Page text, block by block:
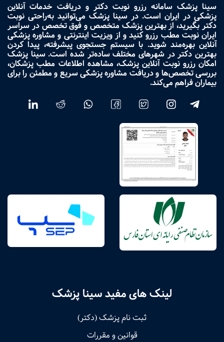
سینا پزشک سامانه رزرو نوبت دکتر و دریافت خدمات آنلاین
پزشکی در ایران است. در سینا پزشک می‌توانید به‌راحتی نوبت
دکتر بگیرید، از بهترین پزشک متخصص و فوق تخصص در سراسر
ایران نوبت مطب رزرو کنید و از ویزیت اینترنتی و مشاوره پزشکی
آنلاین بهره‌مند شوید. با سیستم جستجوی پیشرفته، پیدا کردن
بهترین دکتر در شهرهای مختلف ساده‌تر شده است. سینا پزشک
امکان رزرو نوبت آنلاین پزشک، مشاهده اطلاعات مطب پزشکان،
بررسی تخصص‌ها و دریافت مشاوره پزشکی سریع و مطمئن را برای
بیماران فراهم می‌کند.
لینک های مفید سینا پزشک
ثبت نام پزشک (دکتر)
قوانین و مقررات